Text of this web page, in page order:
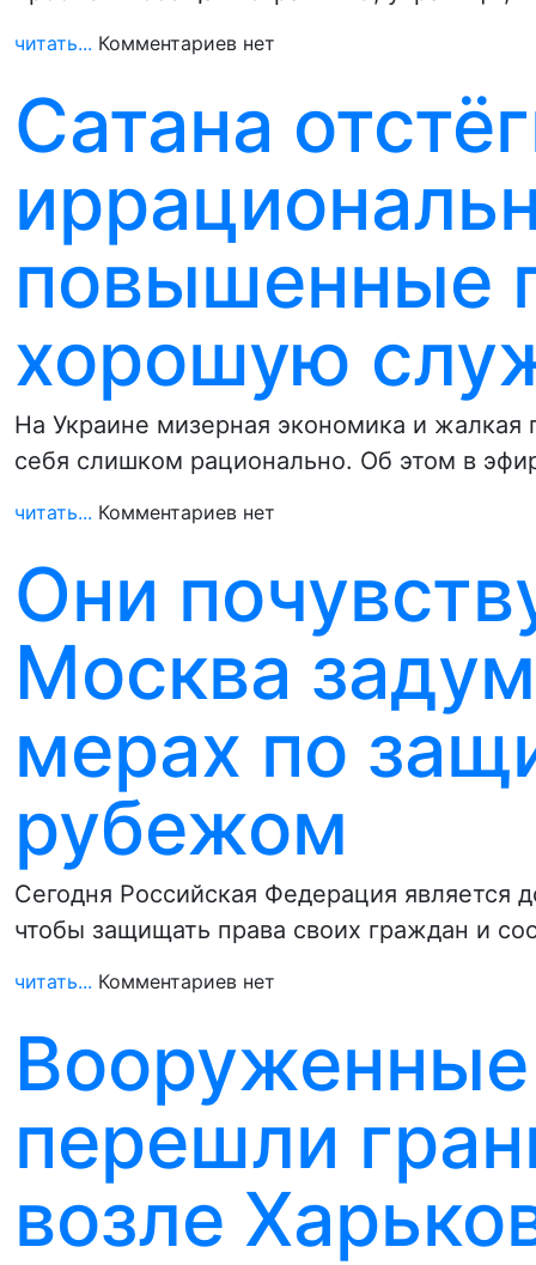
читать... Комментариев нет
Сатана
повышенные
хорошую
На Украине мизерная экономика и жалкая
себя слишком рационально. Об этом в
читать... Комментариев нет
Они
Москва
мерах по
рубежом
Сегодня Российская Федерация является
чтобы защищать права своих граждан и
читать... Комментариев нет
перешли
возле